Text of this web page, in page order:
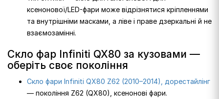
ксенонової/LED-фари може відрізнятися кріпленнями
та внутрішніми масками, а ліве і праве дзеркальні й не
взаємозамінні.
Скло фар Infiniti QX80 за кузовами —
оберіть своє покоління
Скло фари Infiniti QX80 Z62 (2010–2014), дорестайлінг
— покоління Z62 (QX80), ксенонові фари.